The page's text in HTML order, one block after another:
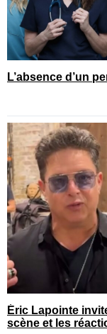
L’absence d’un
Éric Lapointe
scène et les